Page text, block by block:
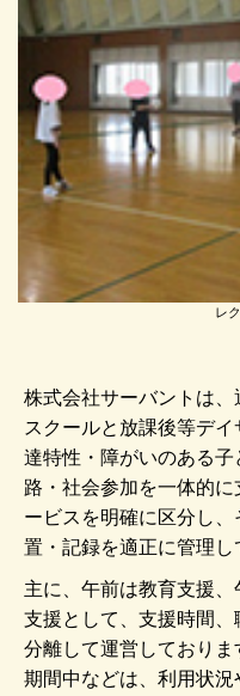
レ
株式会社サーバントは
スクールと放課後等デ
達特性・障がいのある
路・社会参加を一体的
ービスを明確に区分し
置・記録を適正に管理し
主に、午前は教育支援
支援として、支援時間
分離して運営しており
期間中などは、利用状